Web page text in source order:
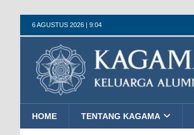
6 AGUSTUS 2026 | 9:04
HOME TENTANG KAGAMA